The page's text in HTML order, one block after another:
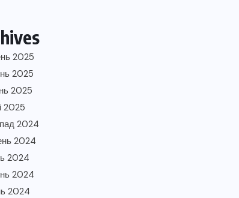
2025
2025
2025
2025
2024
2024
2024
2024
2024